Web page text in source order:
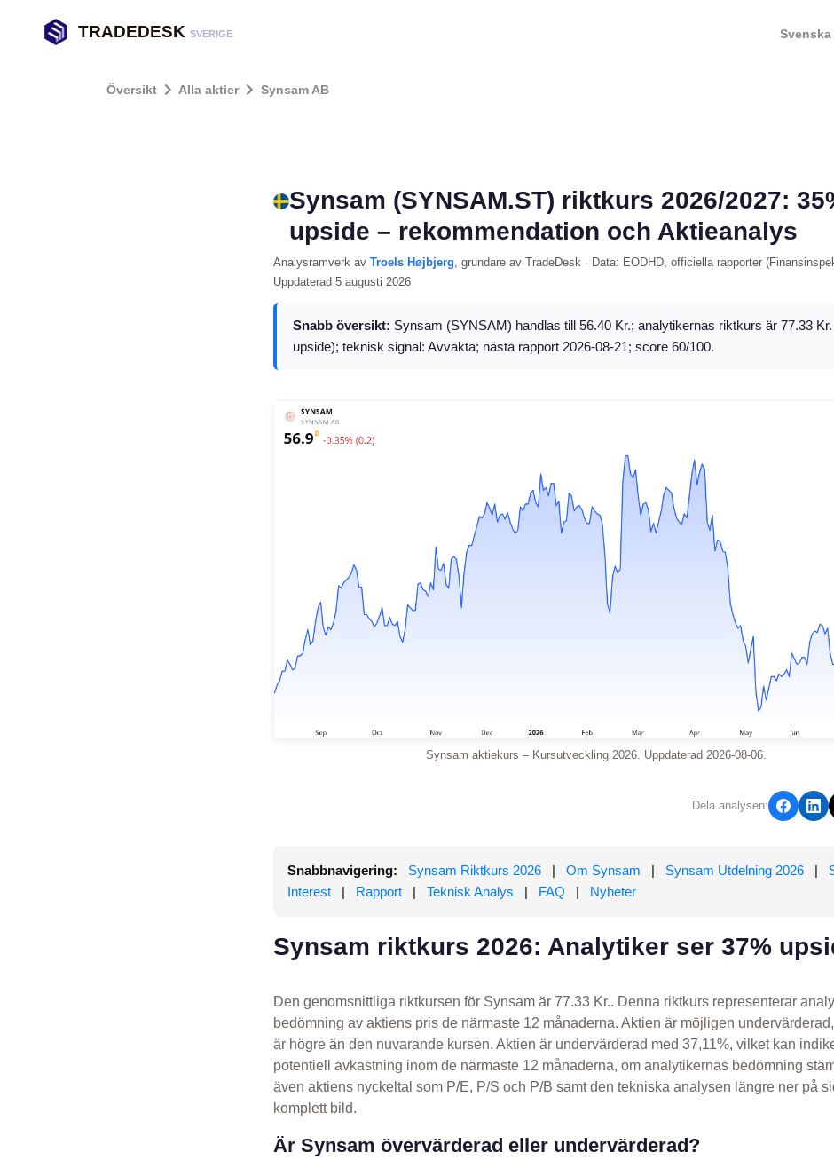
TRADEDESK SVERIGE
Översikt Alla aktier Synsam AB
Synsam (SYNSAM.ST) riktkurs 2026/2027:
upside – rekommendation och Aktieanalys
Analysramverk av Troels Højbjerg, grundare av TradeDesk · Data: EODHD, officiella rapporter (
Uppdaterad 5 augusti 2026
Snabb översikt: Synsam (SYNSAM) handlas till 56.40 Kr.; analytikernas riktkurs är 77.33
upside); teknisk signal: Avvakta; nästa rapport 2026-08-21; score 60/100.
Synsam aktiekurs – Kursutveckling 2026. Uppdaterad 2026-08-06.
Dela analysen:
Snabbnavigering: Synsam Riktkurs 2026 | Om Synsam | Synsam Utdelning 2026 |
Interest
| Rapport | Teknisk Analys | FAQ | Nyheter
Synsam riktkurs 2026: Analytiker ser 37%
Den genomsnittliga riktkursen för Synsam är 77.33 Kr.. Denna riktkurs representerar
bedömning av aktiens pris de närmaste 12 månaderna. Aktien är möjligen
är högre än den nuvarande kursen. Aktien är undervärderad med 37,11%, vilket kan
potentiell avkastning inom de närmaste 12 månaderna, om analytikernas bedömning
även aktiens nyckeltal som P/E, P/S och P/B samt den tekniska analysen längre ner på
komplett bild.
Är Synsam övervärderad eller undervärderad?